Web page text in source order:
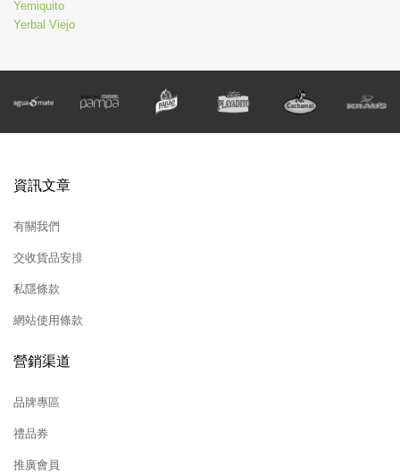
Yemiquito
Yerbal Viejo
資訊文章
有關我們
交收貨品安排
私隱條款
網站使用條款
營銷渠道
品牌專區
禮品券
推廣會員